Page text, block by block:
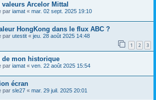
valeurs Arcelor Mittal
par iamat « mar. 02 sept. 2025 19:10
HongKong dans le flux ABC ?
par utestit « jeu. 28 août 2025 14:48
1 2 3
de mon historique
par iamat « ven. 22 août 2025 15:54
écran
par sle27 « mar. 29 juil. 2025 20:01